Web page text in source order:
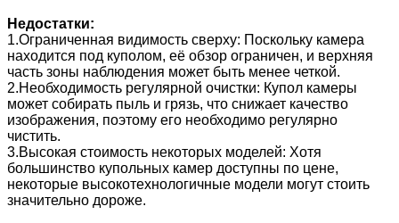
Недостатки:
1.Ограниченная видимость сверху: Поскольку камера
находится под куполом, её обзор ограничен, и верхняя
часть зоны наблюдения может быть менее четкой.
2.Необходимость регулярной очистки: Купол камеры
может собирать пыль и грязь, что снижает качество
изображения, поэтому его необходимо регулярно
чистить.
3.Высокая стоимость некоторых моделей: Хотя
большинство купольных камер доступны по цене,
некоторые высокотехнологичные модели могут стоить
значительно дороже.